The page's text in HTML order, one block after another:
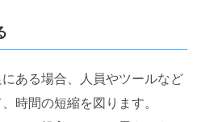
ある場合、人員やツールなど
時間の短縮を図ります。